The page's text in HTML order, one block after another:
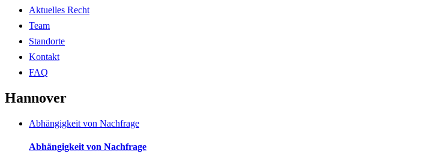
Aktuelles Recht
Team
Standorte
Kontakt
FAQ
Hannover
Abhängigkeit von Nachfrage
Abhängigkeit von Nachfrage